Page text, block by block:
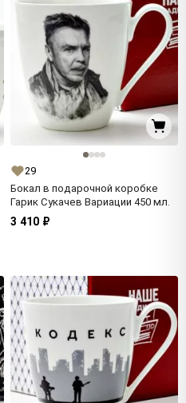
29
Бокал в подарочной коробке
Гарик Сукачев Вариации 450 мл.
3 410 ₽